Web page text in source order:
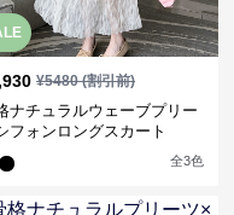
¥5480(割引前)
ナチュラルウェーブプリー
フォンロングスカート
全3色